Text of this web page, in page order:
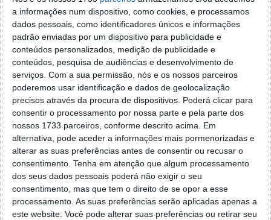
a informações num dispositivo, como cookies, e processamos
dados pessoais, como identificadores únicos e informações
padrão enviadas por um dispositivo para publicidade e
conteúdos personalizados, medição de publicidade e
conteúdos, pesquisa de audiências e desenvolvimento de
serviços. Com a sua permissão, nós e os nossos parceiros
poderemos usar identificação e dados de geolocalização
precisos através da procura de dispositivos. Poderá clicar para
consentir o processamento por nossa parte e pela parte dos
nossos 1733 parceiros, conforme descrito acima. Em
alternativa, pode aceder a informações mais pormenorizadas e
alterar as suas preferências antes de consentir ou recusar o
consentimento. Tenha em atenção que algum processamento
dos seus dados pessoais poderá não exigir o seu
consentimento, mas que tem o direito de se opor a esse
processamento. As suas preferências serão aplicadas apenas a
este website. Você pode alterar suas preferências ou retirar seu
O MateBook terá também disponíveis alguns artigos
como o teclado que terá um valor de 149€. Mas será
também lançada uma MatePen, à semelhança dos
seus concorrentes, e esta poderá ser adquirida por
cerca de 69€. O MateBook também terá uma
MateDock que sairá com o valor de 99€.
Sendo uma das imagens de marca as suas linhas e
cores elegantes, este dispositivo irá estar disponível
no mercado em duas cores: cinza (grey) ou dourado
(golden).
O que acha deste novo MateBook?